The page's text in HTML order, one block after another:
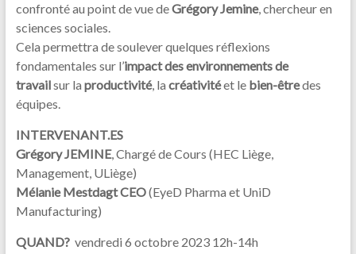
confronté au point de vue deGrégory Jemine, chercheur en
sciences sociales.
Cela permettra de soulever quelques réflexions
fondamentales sur l’impact des environnements de
travailsur la productivité, la créativitéet le bien-êtredes
équipes.
INTERVENANT.ES
Grégory JEMINE, Chargé de Cours (HEC Liège,
Management, ULiège)
Mélanie MestdagtCEO(EyeD Pharma et UniD
Manufacturing)
QUAND?vendredi 6 octobre 2023 12h-14h